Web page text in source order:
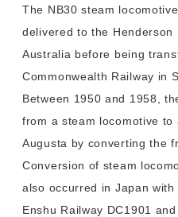
The NB30 steam
delivered to the Henderson
Australia before being
Commonwealth Railway in
Between 1950 and 1958,
from a steam locomotive
Augusta by converting the
Conversion of steam
also occurred in Japan with
Enshu Railway DC1901